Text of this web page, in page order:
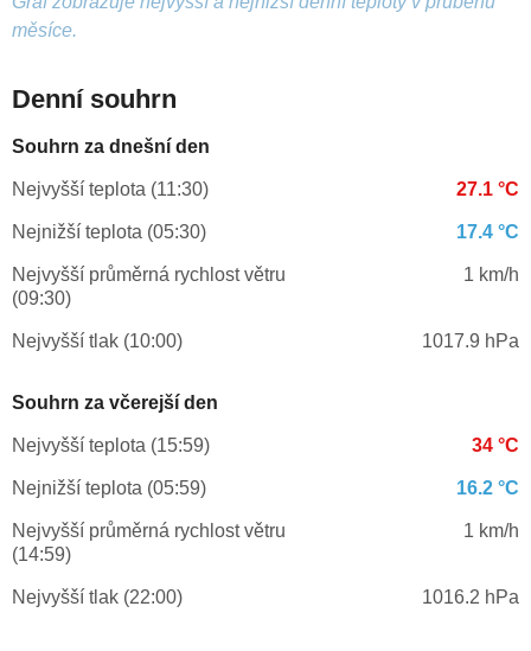
měsíce.
Denní souhrn
Souhrn za dnešní den
Nejvyšší teplota (11:30) 27.1 °C
Nejnižší teplota (05:30) 17.4 °C
Nejvyšší průměrná rychlost větru
(09:30)
1 km/h
Nejvyšší tlak (10:00) 1017.9 hPa
Souhrn za včerejší den
Nejvyšší teplota (15:59) 34 °C
Nejnižší teplota (05:59) 16.2 °C
Nejvyšší průměrná rychlost větru
(14:59)
1 km/h
Nejvyšší tlak (22:00) 1016.2 hPa